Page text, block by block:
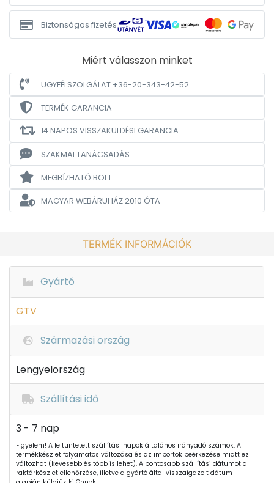
Biztonságos fizetés
Miért válasszon minket
ÜGYFÉLSZOLGÁLAT +36-20-343-42-52
TERMÉK GARANCIA
14 NAPOS VISSZAKÜLDÉSI GARANCIA
SZAKMAI TANÁCSADÁS
MEGBÍZHATÓ BOLT
MAGYAR WEBÁRUHÁZ2010 ÓTA
TERMÉK INFORMÁCIÓK
Gyártó
GTV
Származási ország
Lengyelország
Szállítási idő
3 - 7 nap
Figyelem! A feltüntetett szállítási napok általános irányadó számok. A
termékkészlet folyamatos változása és az importok beérkezése miatt ez
változhat (kevesebb és több is lehet). A pontosabb szállítási dátumot a
raktárkészlet ellenőrzése, illetve a gyártó által visszaigazolt dátum